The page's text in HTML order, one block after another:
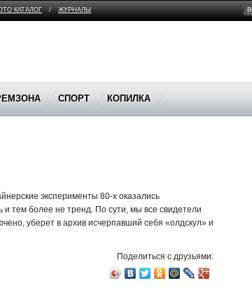
КАТАЛОГ / ЖУРНАЛЫ
СПОРТ КОПИЛКА
эксперименты 80‑х оказались
тем более не тренд. По сути, мы все свидетели
уберет в архив исчерпавший себя «олдскул» и
Поделиться с друзьями: